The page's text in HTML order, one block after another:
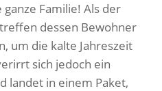
Familie! Als der
dessen Bewohner
um die kalte Jahreszeit
sich jedoch ein
landet in einem Paket,